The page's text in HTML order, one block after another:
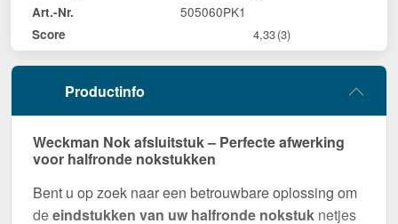
Art.-Nr. 505060PK1
Score 4,33(3)
Productinfo
Weckman Nok afsluitstuk – Perfecte afwerking
voor halfronde nokstukken
Bent u op zoek naar een betrouwbare oplossing om
deeindstukken van uw halfronde nokstuk netjes